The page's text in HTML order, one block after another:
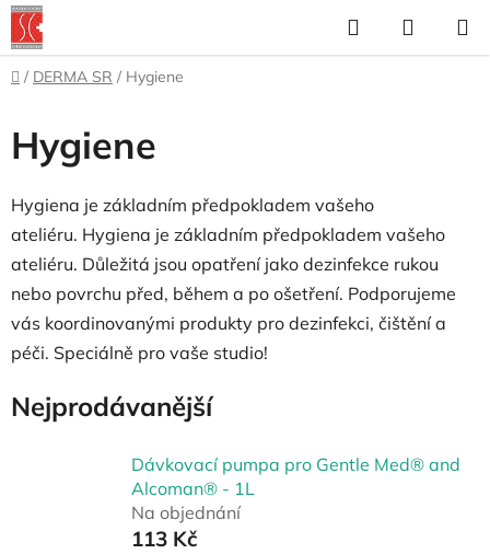
Přejít
na
obsah
Hledat
KOŠÍK
Domů
/ DERMA SR / Hygiene
Hygiene
Hygiena je základním předpokladem vašeho
ateliéru. Hygiena je základním předpokladem vašeho
ateliéru. Důležitá jsou opatření jako dezinfekce rukou
nebo povrchu před, během a po ošetření. Podporujeme
vás koordinovanými produkty pro dezinfekci, čištění a
péči. Speciálně pro vaše studio!
Nejprodávanější
Dávkovací pumpa pro Gentle Med® and
Alcoman® - 1L
Na objednání
113 Kč